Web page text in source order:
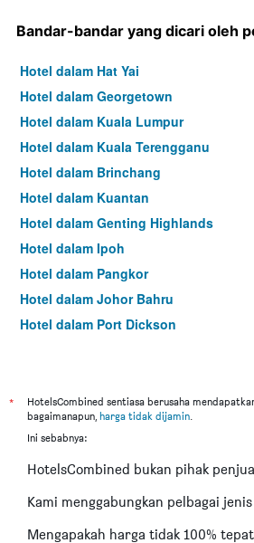
Bandar-bandar yang dicari oleh
Hotel dalam Hat Yai
Hotel dalam Georgetown
Hotel dalam Kuala Lumpur
Hotel dalam Kuala Terengganu
Hotel dalam Brinchang
Hotel dalam Kuantan
Hotel dalam Genting Highlands
Hotel dalam Ipoh
Hotel dalam Pangkor
Hotel dalam Johor Bahru
Hotel dalam Port Dickson
*
HotelsCombined sentiasa berusaha
bagaimanapun, harga tidak dijamin.
Ini sebabnya:
HotelsCombined bukan pihak
Kami menggabungkan pelbagai
Mengapakah harga tidak 100%